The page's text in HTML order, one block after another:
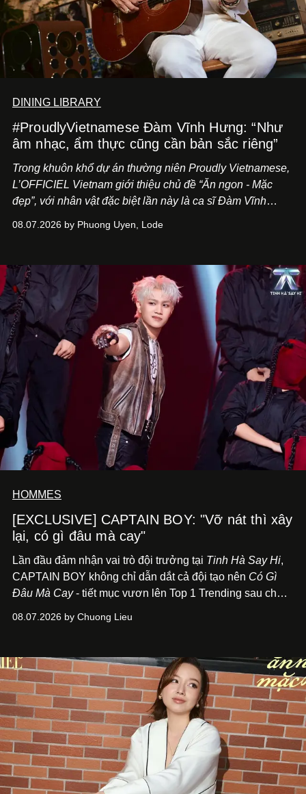
DINING LIBRARY
#ProudlyVietnamese Đàm Vĩnh Hưng: “Như
âm nhạc, ẩm thực cũng cần bản sắc riêng”
Trong khuôn khổ dự án thường niên Proudly Vietnamese,
L’OFFICIEL Vietnam giới thiệu chủ đề “Ăn ngon - Mặc
đẹp”, với nhân vật đặc biệt lần này là ca sĩ Đàm Vĩnh
Cà Phê Cà Pháo mang dấu ấn Indochine hoài niệm, thu
08.07.2026 by Phuong Uyen, Lode
HOMMES
[EXCLUSIVE] CAPTAIN BOY: "Vỡ nát thì xây
lại, có gì đâu mà cay"
Lần đầu đảm nhận vai trò đội trưởng tại Tinh Hà Say Hi,
CAPTAIN BOY không chỉ dẫn dắt cả đội tạo nên Có Gì
Đâu Mà Cay- tiết mục vươn lên Top 1 Trending sau chưa
để lắng nghe, kết nối và tin tưởng đồng đội. Với nam
trình trở thành một producer thực thụ.
08.07.2026 by Chuong Lieu